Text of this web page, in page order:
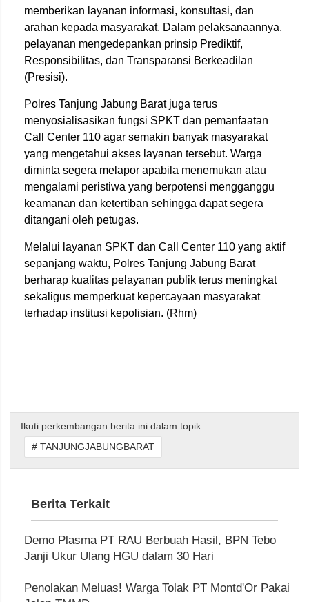
memberikan layanan informasi, konsultasi, dan
arahan kepada masyarakat. Dalam pelaksanaannya,
pelayanan mengedepankan prinsip Prediktif,
Responsibilitas, dan Transparansi Berkeadilan
(Presisi).
Polres Tanjung Jabung Barat juga terus
menyosialisasikan fungsi SPKT dan pemanfaatan
Call Center 110 agar semakin banyak masyarakat
yang mengetahui akses layanan tersebut. Warga
diminta segera melapor apabila menemukan atau
mengalami peristiwa yang berpotensi mengganggu
keamanan dan ketertiban sehingga dapat segera
ditangani oleh petugas.
Melalui layanan SPKT dan Call Center 110 yang aktif
sepanjang waktu, Polres Tanjung Jabung Barat
berharap kualitas pelayanan publik terus meningkat
sekaligus memperkuat kepercayaan masyarakat
terhadap institusi kepolisian. (Rhm)
Ikuti perkembangan berita ini dalam topik:
# TANJUNGJABUNGBARAT
Berita Terkait
Demo Plasma PT RAU Berbuah Hasil, BPN Tebo
Janji Ukur Ulang HGU dalam 30 Hari
Penolakan Meluas! Warga Tolak PT Montd'Or Pakai